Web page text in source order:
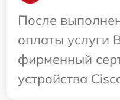
После
оплаты услуги
фирменный
устройства